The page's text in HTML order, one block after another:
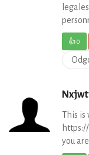
👍0
This is
you